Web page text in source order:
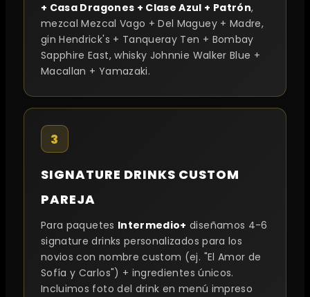
+ Casa Dragones + Clase Azul + Patrón,
mezcal Mezcal Vago + Del Maguey + Madre,
gin Hendrick's + Tanqueray Ten + Bombay
Sapphire East, whisky Johnnie Walker Blue +
Macallan + Yamazaki.
3
SIGNATURE DRINKS CUSTOM
PAREJA
Para paquetes Intermedio+ diseñamos 4-6
signature drinks personalizados para los
novios con nombre custom (ej. "El Amor de
Sofía y Carlos") + ingredientes únicos.
Incluimos foto del drink en menú impreso